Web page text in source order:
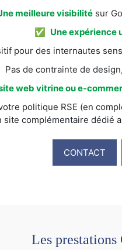
meilleure visibilité sur
✅ Une expérience
pour des internautes
Pas de contrainte de
web vitrine ou e-
politique RSE (en
complémentaire
CONTACT
Les